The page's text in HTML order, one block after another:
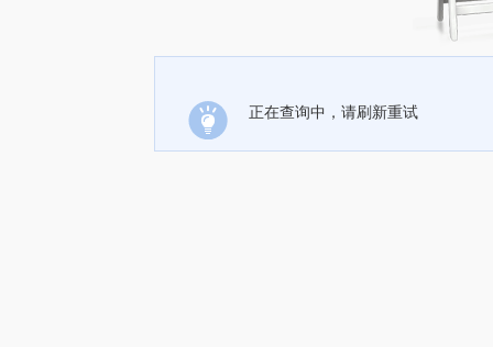
正在查询中，请刷新重试